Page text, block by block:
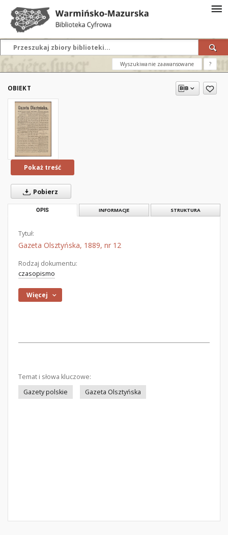
Wyszukiwanie zaawansowane ?
OBIEKT
Pokaż treść
Pobierz
OPIS INFORMACJE STRUKTURA
Tytuł:
Gazeta Olsztyńska, 1889, nr 12
Rodzaj dokumentu:
czasopismo
Więcej
Temat i słowa kluczowe:
Gazety polskie
Gazeta Olsztyńska